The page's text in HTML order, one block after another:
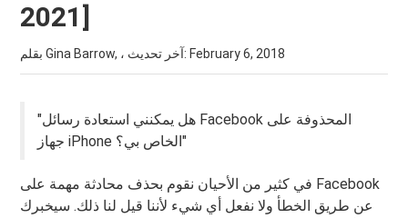
2021]
بقلم Gina Barrow, ، آخر تحديث: February 6, 2018
"هل يمكنني استعادة رسائل Facebook المحذوفة على
جهاز iPhone الخاص بي؟"
في كثير من الأحيان نقوم بحذف محادثة مهمة على Facebook
عن طريق الخطأ ولا نفعل أي شيء لأننا قيل لنا ذلك. سيخبرك